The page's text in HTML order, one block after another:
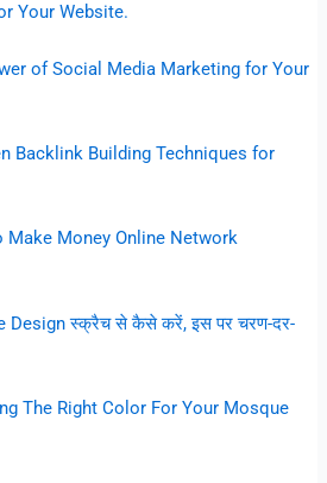
Your Website.
of Social Media Marketing for Your
Backlink Building Techniques for
Make Money Online Network
Design स्क्रैच से कैसे करें, इस पर चरण-दर-
The Right Color For Your Mosque